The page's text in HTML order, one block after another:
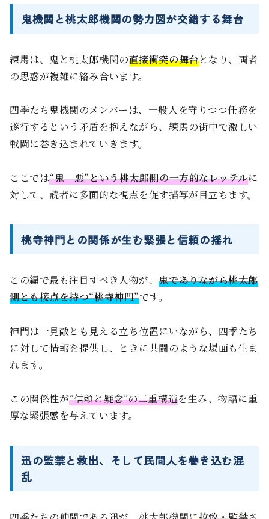
鬼機関と桃太郎機関の勢力図が交錯する舞台
練馬は、鬼と桃太郎機関の直接衝突の舞台となり、両者
の思惑が複雑に絡み合います。
四季たち鬼機関のメンバーは、一般人を守りつつ任務を
遂行するという矛盾を抱えながら、練馬の街中で激しい
戦闘に巻き込まれていきます。
ここでは“鬼＝悪”という桃太郎側の一方的なレッテルに
対して、読者に多面的な視点を促す描写が目立ちます。
桃寺神門との関係が生む緊張と信頼の揺れ
この編で最も注目すべき人物が、鬼でありながら桃太郎
側とも接点を持つ“桃寺神門”です。
神門は一見敵とも見える立ち位置にいながら、四季たち
に対して情報を提供し、ときに共闘のような場面も生ま
れます。
この関係性が“信頼と疑念”の二重構造を生み、物語に重
厚な緊張感を与えています。
迅の監禁と救出、そして民間人を巻き込む混
乱